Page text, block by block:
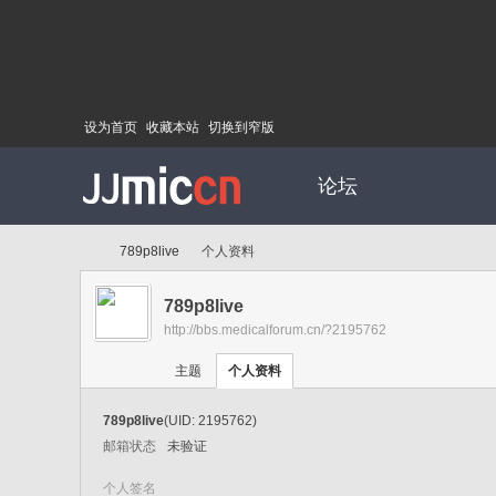
设为首页 收藏本站 切换到窄版
论坛
›
789p8live 个人资料
789p8live
http://bbs.medicalforum.cn/?2195762
主题 个人资料
789p8live(UID: 2195762)
邮箱状态
未验证
个人签名